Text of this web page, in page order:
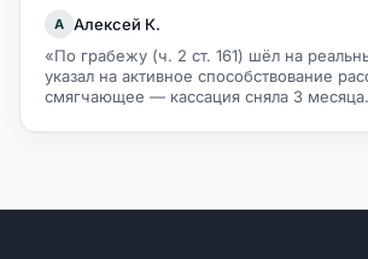
А Алексей К.
«По грабежу (ч. 2 ст. 161) шёл на
указал на активное способствование
смягчающее — кассация сняла 3